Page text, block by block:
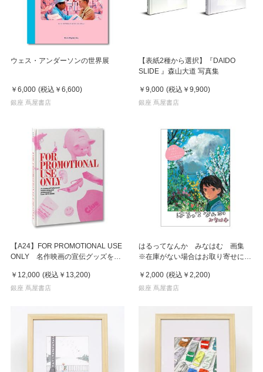
ウェス・アンダーソンの世界展
￥6,000 (税込 ￥6,600)
銀座 蔦屋書店
【表紙2種から選択】『DAIDO
SLIDE 』森山大道 写真集
￥9,000 (税込 ￥9,900)
銀座 蔦屋書店
【A24】FOR PROMOTIONAL USE
ONLY 名作映画の宣伝グッズをま
￥12,000 (税込 ￥13,200)
銀座 蔦屋書店
はるってなんか みなはむ 画集
※在庫がない場合はお取り寄せに2
￥2,000 (税込 ￥2,200)
銀座 蔦屋書店